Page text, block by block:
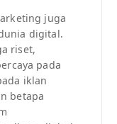
juga
digital.
riset,
pada
iklan
betapa